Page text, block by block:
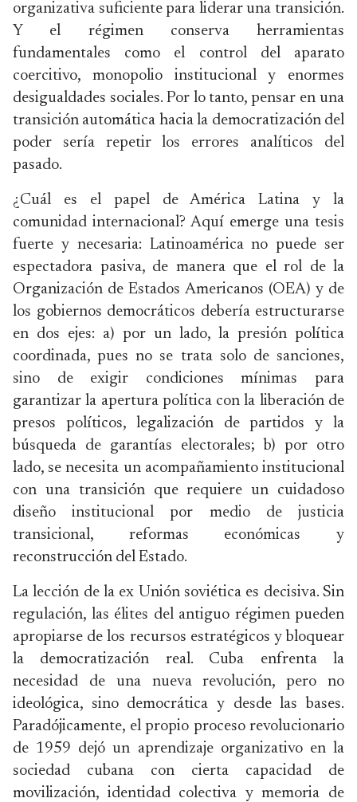
organizativa suficiente para liderar una transición.
Y el régimen conserva herramientas
fundamentales como el control del aparato
coercitivo, monopolio institucional y enormes
desigualdades sociales. Por lo tanto, pensar en una
transición automática hacia la democratización del
poder sería repetir los errores analíticos del
pasado.
¿Cuál es el papel de América Latina y la
comunidad internacional? Aquí emerge una tesis
fuerte y necesaria: Latinoamérica no puede ser
espectadora pasiva, de manera que el rol de la
Organización de Estados Americanos (OEA) y de
los gobiernos democráticos debería estructurarse
en dos ejes: a) por un lado, la presión política
coordinada, pues no se trata solo de sanciones,
sino de exigir condiciones mínimas para
garantizar la apertura política con la liberación de
presos políticos, legalización de partidos y la
búsqueda de garantías electorales; b) por otro
lado, se necesita un acompañamiento institucional
con una transición que requiere un cuidadoso
diseño institucional por medio de justicia
transicional, reformas económicas y
reconstrucción del Estado.
La lección de la ex Unión soviética es decisiva. Sin
regulación, las élites del antiguo régimen pueden
apropiarse de los recursos estratégicos y bloquear
la democratización real. Cuba enfrenta la
necesidad de una nueva revolución, pero no
ideológica, sino democrática y desde las bases.
Paradójicamente, el propio proceso revolucionario
de 1959 dejó un aprendizaje organizativo en la
sociedad cubana con cierta capacidad de
movilización, identidad colectiva y memoria de